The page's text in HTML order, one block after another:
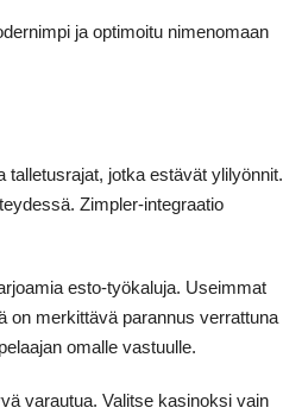
ja optimoitu nimenomaan
talletusrajat, jotka estävät ylilyönnit.
Zimpler-integraatio
esto-työkaluja. Useimmat
on merkittävä parannus verrattuna
omalle vastuulle.
varautua. Valitse kasinoksi vain